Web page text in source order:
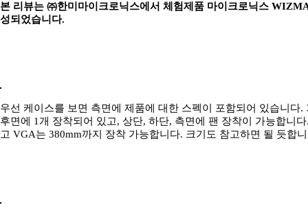
본 리뷰는 ㈜한미마이크로닉스에서 체험제품 마이크로닉스
성되었습니다.
우선 케이스를 보면 측면에 제품에 대한 스펙이 포함되어 있습니다
후면에 1개 장착되어 있고, 상단, 하단, 측면에 팬 장착이 가능합니
고 VGA는 380mm까지 장착 가능합니다. 크기도 참고하면 될 듯합